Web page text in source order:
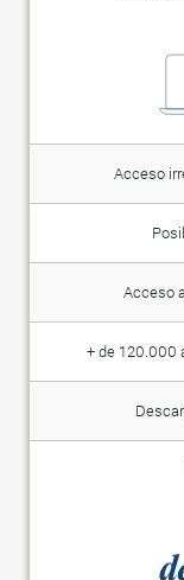
Acceso
Acceso
+ de 120.000